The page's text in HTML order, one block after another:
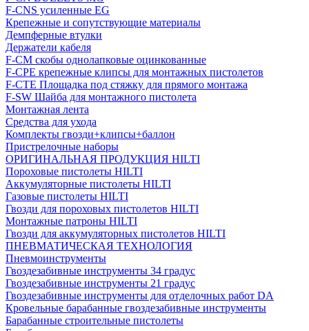
F-CNS усиленные EG
Крепежные и сопутствующие материалы
Демпферные втулки
Держатели кабеля
F-CM скобы однолапковые оцинкованные
F-CPE крепежные клипсы для монтажных пистолетов
F-CTE Площадка под стяжку для прямого монтажа
F-SW Шайба для монтажного пистолета
Монтажная лента
Средства для ухода
Комплекты гвозди+клипсы+баллон
Пристрелочные наборы
ОРИГИНАЛЬНАЯ ПРОДУКЦИЯ HILTI
Пороховые пистолеты HILTI
Аккумуляторные пистолеты HILTI
Газовые пистолеты HILTI
Гвозди для пороховых пистолетов HILTI
Монтажные патроны HILTI
Гвозди для аккумуляторных пистолетов HILTI
ПНЕВМАТИЧЕСКАЯ ТЕХНОЛОГИЯ
Пневмоинструменты
Гвоздезабивные инструменты 34 градус
Гвоздезабивные инструменты 21 градус
Гвоздезабивные инструменты для отделочных работ DA
Кровельные барабанные гвоздезабивные инструменты
Барабанные строительные пистолеты